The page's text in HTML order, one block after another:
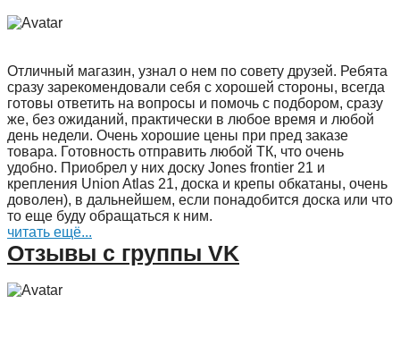
Отличный магазин, узнал о нем по совету друзей. Ребята
сразу зарекомендовали себя с хорошей стороны, всегда
готовы ответить на вопросы и помочь с подбором, сразу
же, без ожиданий, практически в любое время и любой
день недели. Очень хорошие цены при пред заказе
товара. Готовность отправить любой ТК, что очень
удобно. Приобрел у них доску Jones frontier 21 и
крепления Union Atlas 21, доска и крепы обкатаны, очень
доволен), в дальнейшем, если понадобится доска или что
то еще буду обращаться к ним.
читать ещё...
Отзывы с группы VK